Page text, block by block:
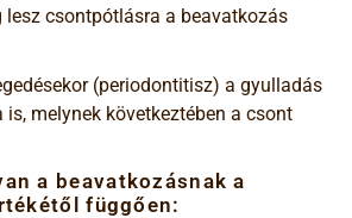
lesz csontpótlásra a beavatkozás
(periodontitisz) a gyulladás
is, melynek következtében a csont
a beavatkozásnak a
függően: